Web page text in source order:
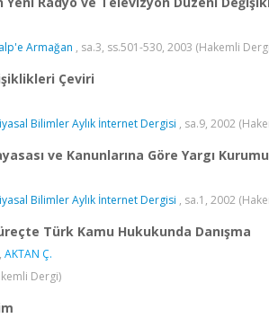
Armağan , sa.3, ss.501-530, 2003 (Hakemli
Çeviri
Bilimler Aylık İnternet Dergisi , sa.9, 2002
ve Kanunlarına Göre Yargı
Bilimler Aylık İnternet Dergisi , sa.1, 2002
Türk Kamu Hukukunda Danışma
, AKTAN Ç.
Dergi)